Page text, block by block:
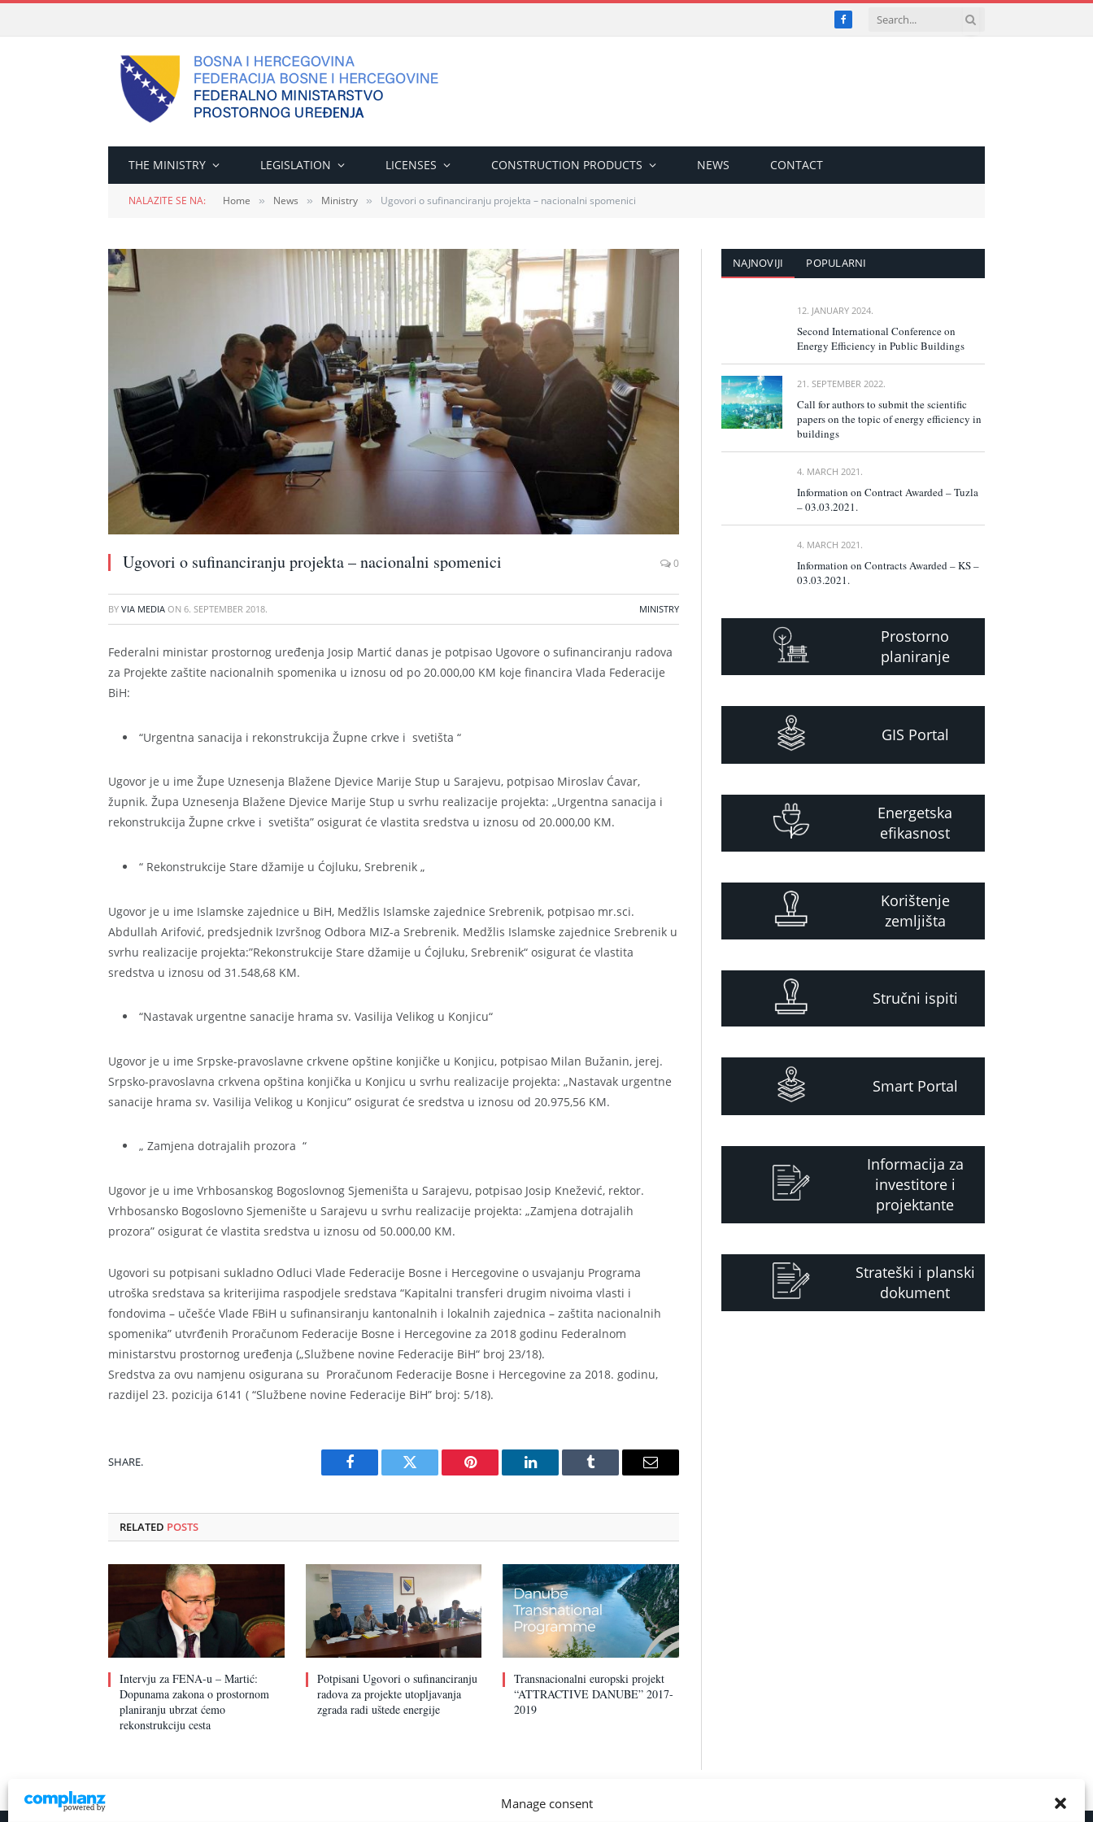
Manage consent
Facebook
THE MINISTRY LEGISLATION LICENSES CONSTRUCTION PRODUCTS NEWS CONTACT
NALAZITE SE NA: Home » News » Ministry » Ugovori o sufinanciranju projekta – nacionalni spomenici
Ugovori o sufinanciranju projekta – nacionalni spomenici 0
BY VIA MEDIA ON 6. SEPTEMBER 2018. MINISTRY
Federalni ministar prostornog uređenja Josip Martić danas je potpisao Ugovore o sufinanciranju radova
za Projekte zaštite nacionalnih spomenika u iznosu od po 20.000,00 KM koje financira Vlada Federacije
BiH:
“Urgentna sanacija i rekonstrukcija Župne crkve i svetišta “
Ugovor je u ime Župe Uznesenja Blažene Djevice Marije Stup u Sarajevu, potpisao Miroslav Ćavar,
župnik. Župa Uznesenja Blažene Djevice Marije Stup u svrhu realizacije projekta: „Urgentna sanacija i
rekonstrukcija Župne crkve i svetišta” osigurat će vlastita sredstva u iznosu od 20.000,00 KM.
“ Rekonstrukcije Stare džamije u Ćojluku, Srebrenik „
Ugovor je u ime Islamske zajednice u BiH, Medžlis Islamske zajednice Srebrenik, potpisao mr.sci.
Abdullah Arifović, predsjednik Izvršnog Odbora MIZ-a Srebrenik. Medžlis Islamske zajednice Srebrenik u
svrhu realizacije projekta:”Rekonstrukcije Stare džamije u Ćojluku, Srebrenik“ osigurat će vlastita
sredstva u iznosu od 31.548,68 KM.
“Nastavak urgentne sanacije hrama sv. Vasilija Velikog u Konjicu“
Ugovor je u ime Srpske-pravoslavne crkvene opštine konjičke u Konjicu, potpisao Milan Bužanin, jerej.
Srpsko-pravoslavna crkvena opština konjička u Konjicu u svrhu realizacije projekta: „Nastavak urgentne
sanacije hrama sv. Vasilija Velikog u Konjicu” osigurat će sredstva u iznosu od 20.975,56 KM.
„ Zamjena dotrajalih prozora “
Ugovor je u ime Vrhbosanskog Bogoslovnog Sjemeništa u Sarajevu, potpisao Josip Knežević, rektor.
Vrhbosansko Bogoslovno Sjemenište u Sarajevu u svrhu realizacije projekta: „Zamjena dotrajalih
prozora” osigurat će vlastita sredstva u iznosu od 50.000,00 KM.
Ugovori su potpisani sukladno Odluci Vlade Federacije Bosne i Hercegovine o usvajanju Programa
utroška sredstava sa kriterijima raspodjele sredstava “Kapitalni transferi drugim nivoima vlasti i
fondovima – učešće Vlade FBiH u sufinansiranju kantonalnih i lokalnih zajednica – zaštita nacionalnih
spomenika” utvrđenih Proračunom Federacije Bosne i Hercegovine za 2018 godinu Federalnom
ministarstvu prostornog uređenja („Službene novine Federacije BiH“ broj 23/18).
Sredstva za ovu namjenu osigurana su Proračunom Federacije Bosne i Hercegovine za 2018. godinu,
razdijel 23. pozicija 6141 ( “Službene novine Federacije BiH” broj: 5/18).
SHARE.
Facebook Twitter Pinterest LinkedIn Tumblr Email
RELATED POSTS
Intervju za FENA-u – Martić:
Dopunama zakona o prostornom
planiranju ubrzat ćemo
rekonstrukciju cesta
Potpisani Ugovori o sufinanciranju
radova za projekte utopljavanja
zgrada radi uštede energije
Transnacionalni europski projekt
“ATTRACTIVE DANUBE” 2017-
2019
NAJNOVIJI POPULARNI
12. JANUARY 2024.
Second International Conference on
Energy Efficiency in Public Buildings
21. SEPTEMBER 2022.
Call for authors to submit the scientific
papers on the topic of energy efficiency in
buildings
4. MARCH 2021.
Information on Contract Awarded – Tuzla
– 03.03.2021.
4. MARCH 2021.
Information on Contracts Awarded – KS –
03.03.2021.
Prostorno
planiranje
GIS Portal
Energetska
efikasnost
Korištenje
zemljišta
Stručni ispiti
Smart Portal
Informacija za
investitore i
projektante
Strateški i planski
dokument